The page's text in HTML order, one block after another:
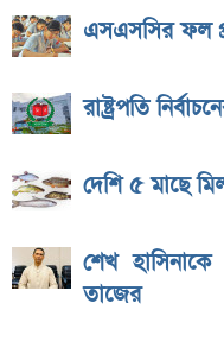
এসএসসির ফল
রাষ্ট্রপতি
দেশি ৫ মাছে
শেখ
তাজের